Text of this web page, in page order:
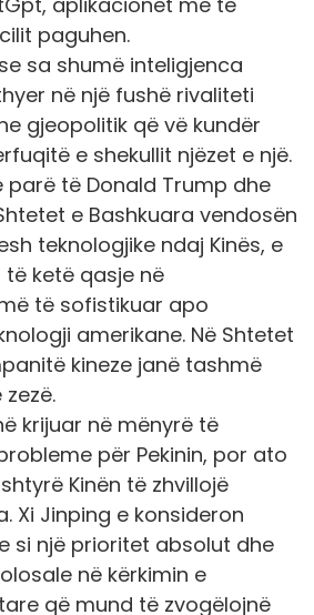
paguhen.
sa shumë inteligjenca
në një fushë rivaliteti
gjeopolitik që vë kundër
e shekullit njëzet e një.
të Donald Trump dhe
e Bashkuara vendosën
teknologjike ndaj Kinës, e
ketë qasje në
të sofistikuar apo
amerikane. Në Shtetet
kineze janë tashmë
krijuar në mënyrë të
për Pekinin, por ato
Kinën të zhvillojë
Xi Jinping e konsideron
si një prioritet absolut dhe
në kërkimin e
që mund të zvogëlojnë